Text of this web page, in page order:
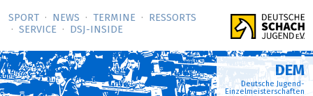
SPORT NEWS TERMINE
RESSORTS
SERVICE
DSJ-­INSIDE
DEM
Deutsche Jugend-
Einzelmeisterschaften